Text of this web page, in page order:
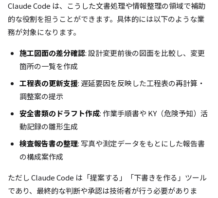
Claude Code は、こうした文書処理や情報整理の領域で補助
的な役割を担うことができます。具体的には以下のような業
務が対象になります。
施工図面の差分確認: 設計変更前後の図面を比較し、変更
箇所の一覧を作成
工程表の更新支援: 遅延要因を反映した工程表の再計算・
調整案の提示
安全書類のドラフト作成: 作業手順書や KY（危険予知）活
動記録の雛形生成
検査報告書の整理: 写真や測定データをもとにした報告書
の構成案作成
ただし Claude Code は「提案する」「下書きを作る」ツール
であり、最終的な判断や承認は技術者が行う必要がありま